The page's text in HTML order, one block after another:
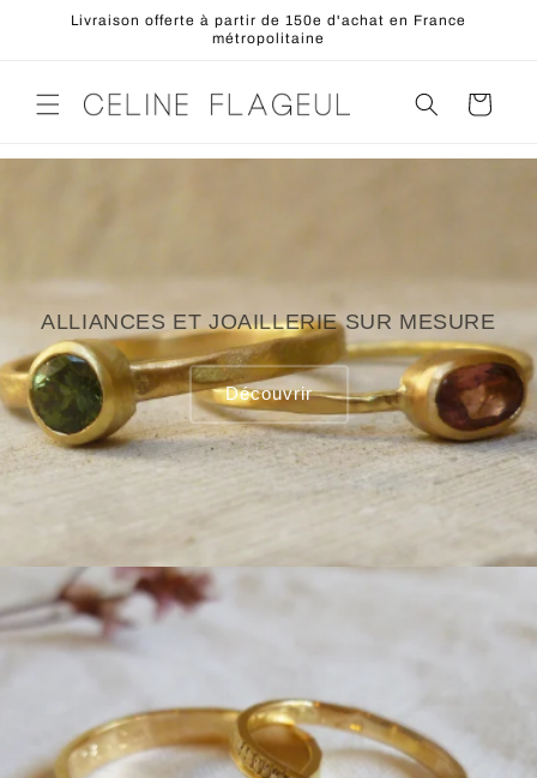
passerLivraison offerte à partir de 150e d'achat en France
métropolitaine
Panier
ALLIANCES ET JOAILLERIE SUR MESURE
Découvrir